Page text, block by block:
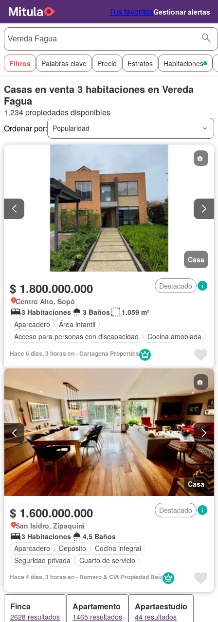
Tus favoritosGestionar alertas
Filtros Palabras clave Precio Estratos Habitaciones
Casas en venta 3 habitaciones en Vereda
Fagua
1.234 propiedades disponibles
Ordenar por:
Popularidad
Casa
$ 1.800.000.000
Destacado
Centro Alto, Sopó
3 Habitaciones
3 Baños
1.059 m²
Aparcadero
Área infantil
Acceso para personas con discapacidad
Cocina amoblada
Internet
Sauna
Hace 6 días, 3 horas en - Cartagena Properties
Casa
$ 1.600.000.000
Destacado
San Isidro, Zipaquirá
3 Habitaciones
4,5 Baños
Aparcadero
Depósito
Cocina integral
Seguridad privada
Cuarto de servicio
Hace 4 días, 3 horas en - Romero & CIA Propiedad Raí­z
Finca
2628 resultados
Apartamento
1465 resultados
Apartaestudio
44 resultados